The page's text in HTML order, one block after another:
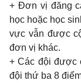
+ Đơn vị đăng
học hoặc học
vực vẫn được
đơn vị khác.
+ Các đội được
đội thứ ba 8